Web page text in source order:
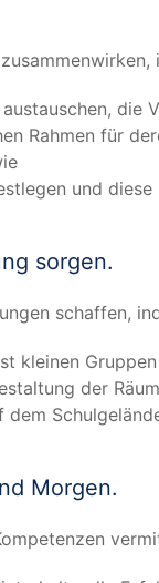
die
Rah­men für
und
sorgen.
schaf­fen,
klei­nen
der
Morgen.